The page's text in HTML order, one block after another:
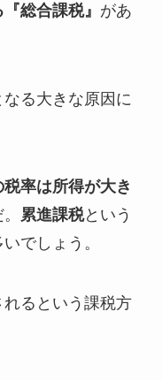
総合課税』 があ
る大きな原因に
率は所得が大き
累進課税という
でしょう。
るという課税方